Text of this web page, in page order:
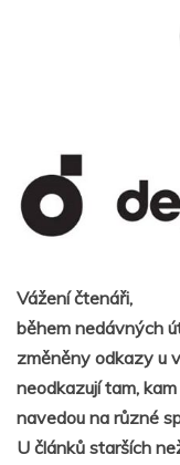
Vážení čtenáři,
během nedávných
změněny odkazy u
neodkazují tam,
navedou na různé
U článků starších